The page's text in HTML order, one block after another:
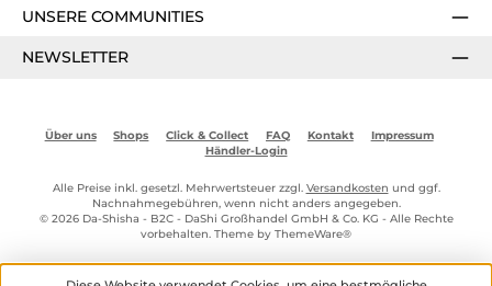
UNSERE COMMUNITIES
NEWSLETTER
Über uns Shops Click & Collect FAQ Kontakt
Impressum
Händler-Login
Alle Preise inkl. gesetzl. Mehrwertsteuer zzgl. Versandkosten und ggf.
Nachnahmegebühren, wenn nicht anders angegeben.
© 2026 Da-Shisha - B2C - DaShi Großhandel GmbH & Co. KG - Alle Rechte
vorbehalten. Theme by ThemeWare®